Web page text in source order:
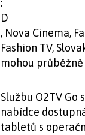
, Nova Cinema,
Fashion TV,
mohou
Službu O2TV
nabídce
tabletů s